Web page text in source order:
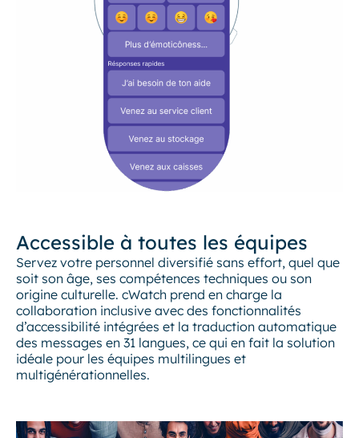
Accessible à toutes les équipes
Servez votre personnel diversifié sans effort, quel que
soit son âge, ses compétences techniques ou son
origine culturelle. cWatch prend en charge la
collaboration inclusive avec des fonctionnalités
d’accessibilité intégrées et la traduction automatique
des messages en 31 langues, ce qui en fait la solution
idéale pour les équipes multilingues et
multigénérationnelles.